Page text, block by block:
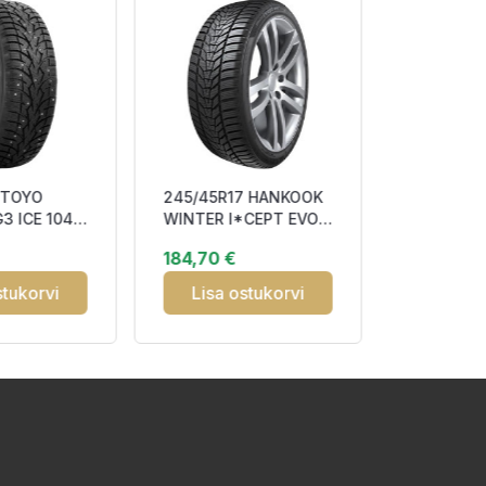
ICE 104T
M
245/45R17 HANKOOK
WINTER I*CEPT EVO3
Studless C
184,70 €
Lisa ostukorvi